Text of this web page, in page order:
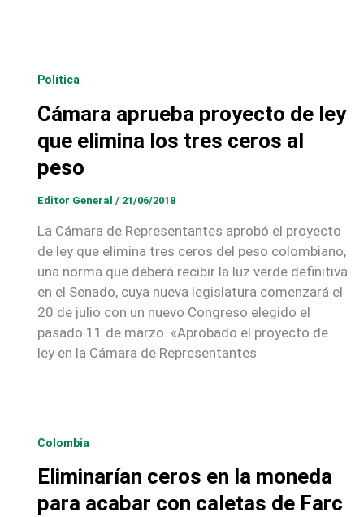
Política
Cámara aprueba proyecto de ley
que elimina los tres ceros al
peso
Editor General / 21/06/2018
La Cámara de Representantes aprobó el proyecto
de ley que elimina tres ceros del peso colombiano,
una norma que deberá recibir la luz verde definitiva
en el Senado, cuya nueva legislatura comenzará el
20 de julio con un nuevo Congreso elegido el
pasado 11 de marzo. «Aprobado el proyecto de
ley en la Cámara de Representantes
Colombia
Eliminarían ceros en la moneda
para acabar con caletas de Farc